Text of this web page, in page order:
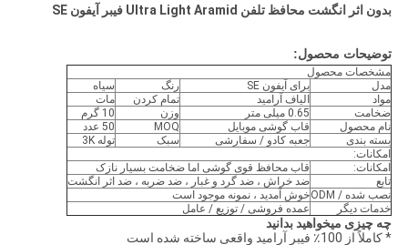
بدون اثر انگشت محافظ تلفن Ultra Light Aramid فیبر آیفون SE
توضیحات محصول:
مشخصات محصول
مدل
برای آیفون SE رنگ
سیاه
مواد
الیاف آرامید تمام کردن
مات
ضخامت
0.65 میلی متر وزن
10 گرم
نام محصول
قاب گوشی موبایل MOQ
50 عدد
بسته بندی
جعبه کادو / سفارشی سبک
توله 3K
امکانات:
امکانات:
قاب محافظ قوی گوشی اما ضخامت بسیار نازک
تابع
ضد خراش ، ضد گرد و غبار ، ضد ضربه ، ضد اثر انگشت
نصب شده / ODM
خوش آمدید ، نمونه موجود است
خدمات دیگر
عمده فروشی / توزیع / عامل
چه چیزی میخواهید بدانید
* کاملاً از 100٪ فیبر آرامید واقعی ساخته شده است